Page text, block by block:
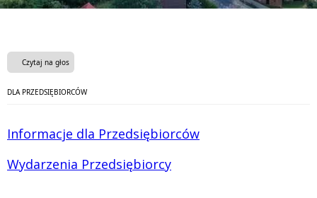
Czytaj na głos
DLA PRZEDSIĘBIORCÓW
Informacje dla Przedsiębiorców
Wydarzenia Przedsiębiorcy